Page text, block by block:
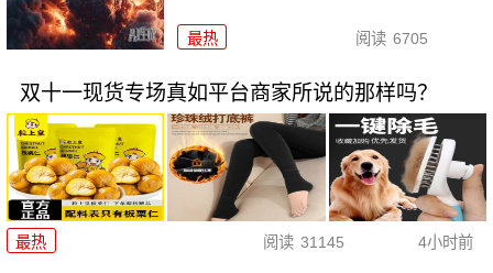
最热 阅读 6705
双十一现货专场真如平台商家所说的那样吗？
最热 阅读 31145 4小时前